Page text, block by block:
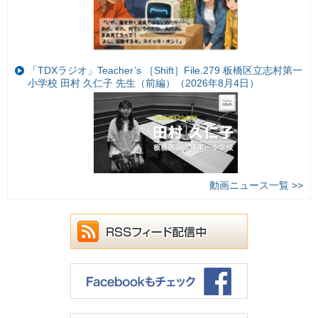
「TDXラジオ」Teacher’s ［Shift］File.279 板橋区立志村第一
小学校 田村 久仁子 先生（前編）（2026年8月4日）
動画ニュース一覧 >>